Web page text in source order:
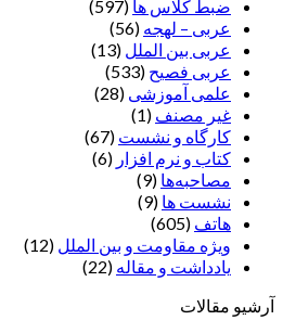
ضبط کلاس ها (597)
عربی – لهجه (56)
عربی بین الملل (13)
عربی فصیح (533)
علمی آموزشی (28)
غير مصنف (1)
کارگاه و نشست (67)
کتاب و نرم افزار (6)
مصاحبه‌ها (9)
نشست ها (9)
هاتف (605)
ویژه مقاومت و بین الملل (12)
یادداشت‌ و مقاله (22)
آرشیو مقالات